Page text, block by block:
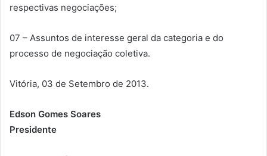
respectivas negociações;
07 – Assuntos de interesse geral da categoria e do
processo de negociação coletiva.
Vitória, 03 de Setembro de 2013.
Edson Gomes Soares
Presidente